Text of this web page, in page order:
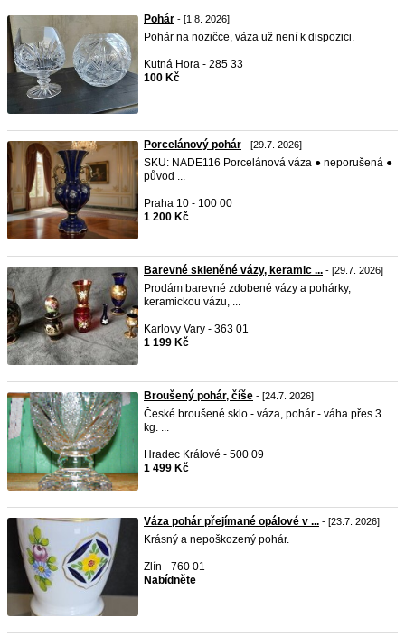
Pohár - [1.8. 2026]
Pohár na nozičce, váza už není k dispozici.
Kutná Hora - 285 33
100 Kč
Porcelánový pohár - [29.7. 2026]
SKU: NADE116 Porcelánová váza ● neporušená ●
původ ...
Praha 10 - 100 00
1 200 Kč
Barevné skleněné vázy, keramic ... - [29.7. 2026]
Prodám barevné zdobené vázy a pohárky,
keramickou vázu, ...
Karlovy Vary - 363 01
1 199 Kč
Broušený pohár, číše - [24.7. 2026]
České broušené sklo - váza, pohár - váha přes 3
kg. ...
Hradec Králové - 500 09
1 499 Kč
Váza pohár přejímané opálové v ... - [23.7. 2026]
Krásný a nepoškozený pohár.
Zlín - 760 01
Nabídněte